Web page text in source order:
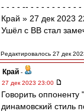
- - - - -- - - - - - - - - - -
Край » 27 дек 2023
Ушёл с ВВ стал
Редактировалось 27 дек
Край -
27 дек 2023 23:00
Говорить оппоненту
динамовский стиль